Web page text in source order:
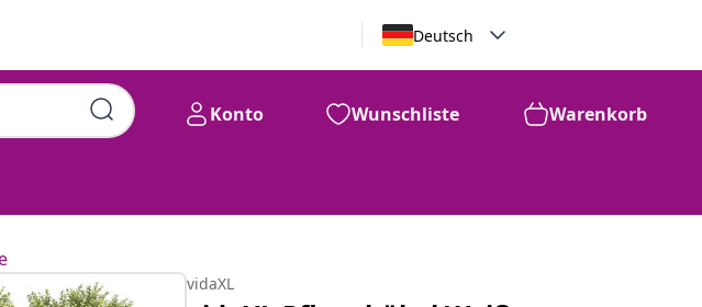
Deutsch
Konto Wunschliste Warenkorb
vidaXL